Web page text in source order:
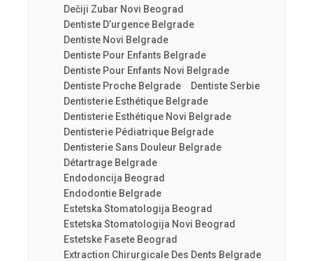
Dečiji Zubar Novi Beograd
Dentiste D’urgence Belgrade
Dentiste Novi Belgrade
Dentiste Pour Enfants Belgrade
Dentiste Pour Enfants Novi Belgrade
Dentiste Proche Belgrade
Dentiste Serbie
Dentisterie Esthétique Belgrade
Dentisterie Esthétique Novi Belgrade
Dentisterie Pédiatrique Belgrade
Dentisterie Sans Douleur Belgrade
Détartrage Belgrade
Endodoncija Beograd
Endodontie Belgrade
Estetska Stomatologija Beograd
Estetska Stomatologija Novi Beograd
Estetske Fasete Beograd
Extraction Chirurgicale Des Dents Belgrade